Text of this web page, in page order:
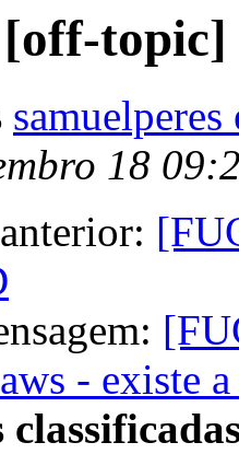
topic]
18
- existe